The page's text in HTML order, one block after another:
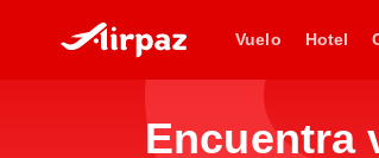
Vuelo Hotel
Encuentra